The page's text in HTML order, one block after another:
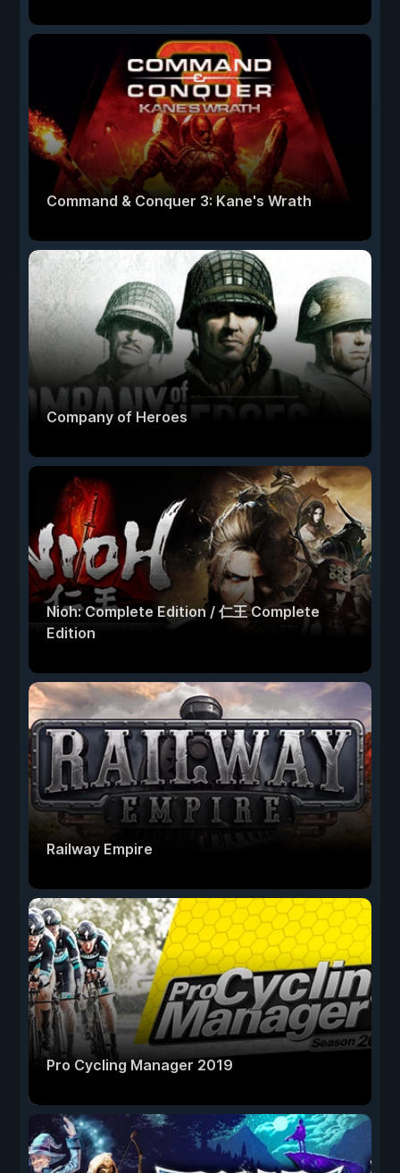
Command & Conquer 3: Kane's Wrath
Company of Heroes
Nioh: Complete Edition / 仁王 Complete
Edition
Railway Empire
Pro Cycling Manager 2019